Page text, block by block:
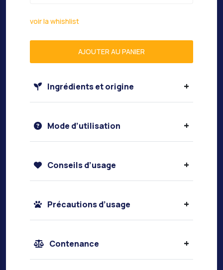
voir la whishlist
AJOUTER AU PANIER
Ingrédients et origine +
Mode d’utilisation +
Conseils d’usage +
Précautions d’usage +
Contenance +